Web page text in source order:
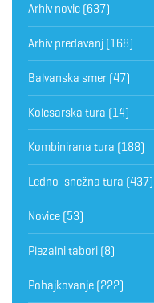
Arhiv novic (637)
Arhiv predavanj (168)
Balvanska smer (47)
Kolesarska tura (14)
Kombinirana tura (188)
Ledno-snežna tura (437)
Novice (53)
Plezalni tabori (8)
Pohajkovanje (222)